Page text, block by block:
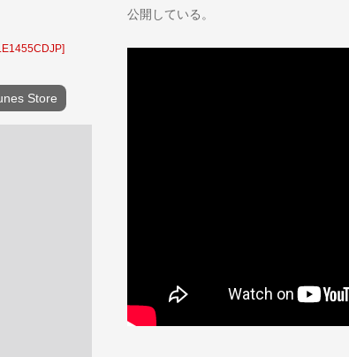
公開している。
Store